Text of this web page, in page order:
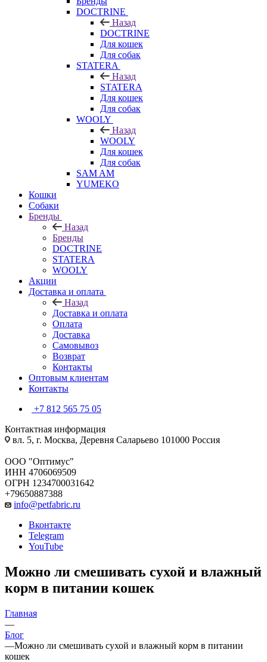
DOCTRINE
Назад
DOCTRINE
Для кошек
Для собак
STATERA
Назад
STATERA
Для кошек
Для собак
WOOLY
Назад
WOOLY
Для кошек
Для собак
SAM AM
YUMEKO
Кошки
Собаки
Бренды
Назад
Бренды
DOCTRINE
STATERA
WOOLY
Акции
Доставка и оплата
Назад
Доставка и оплата
Оплата
Доставка
Самовывоз
Возврат
Контакты
Оптовым клиентам
Контакты
+7 812 565 75 05
Контактная информация
вл. 5, г. Москва, Деревня Саларьево 101000 Россия
ООО "Оптимус"
ИНН 4706069509
ОГРН 1234700031642
+79650887388
info@petfabric.ru
Вконтакте
Telegram
YouTube
Можно ли смешивать сухой и влажный
корм в питании кошек
Главная
—
Блог
—Можно ли смешивать сухой и влажный корм в питании
кошек